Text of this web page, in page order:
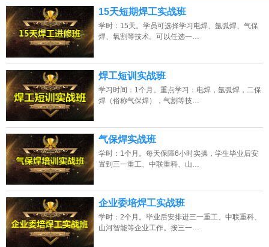
点击免费咨询电话：13807313137
15天短期焊工实战班
学时：15天。学员可选择学习电焊、氩弧焊、气保
焊、氧割等技术。可以任选一…
焊工短训实战班
学习时间：1个月。重点学习：电焊，氩弧焊，二保
焊（俗称气保焊），气割等技…
气保焊实战班
学时：1个月。每天保障6小时实操，学生毕业后安
置到三一重工、中联重科、山…
企业委培焊工实战班
学时：2个月。毕业后安排进三一重工、中联重科、
山河智能等企业工作。按三一…